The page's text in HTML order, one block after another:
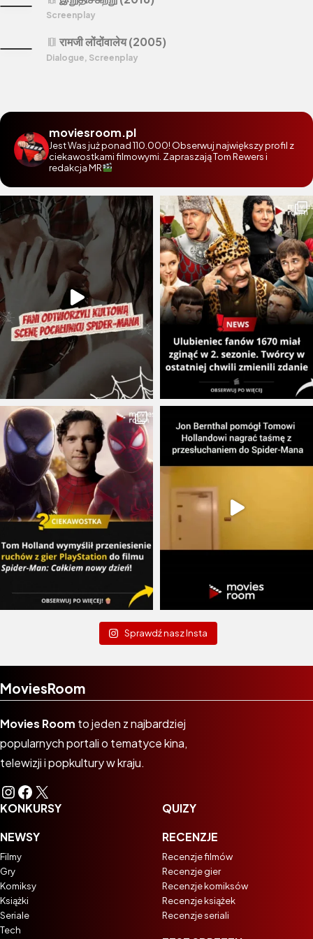
Screenplay
theaters रामजी लोंदोंवालेय (2005)
Dialogue, Screenplay
moviesroom.pl
Jest Was już ponad 110.000! Obserwuj największy profil z
ciekawostkami filmowymi. Zapraszają Tom Rewers i
redakcja MR
Sprawdź nasz Insta
MoviesRoom
Movies Room to jeden z najbardziej
popularnych portali o tematyce kina,
telewizji i popkultury w kraju.
Instagram
Facebook
X
KONKURSY
NEWSY
Filmy
Gry
Komiksy
Książki
Seriale
Tech
QUIZY
RECENZJE
Recenzje filmów
Recenzje gier
Recenzje komiksów
Recenzje książek
Recenzje seriali